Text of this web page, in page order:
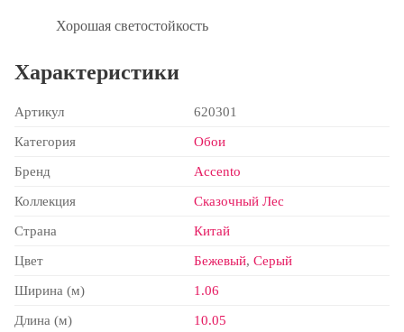
Характеристики
Артикул 620301
Категория Обои
Бренд Accento
Коллекция Сказочный Лес
Страна Китай
Цвет Бежевый, Серый
Ширина (м) 1.06
Длина (м) 10.05
Хорошая светостойкость